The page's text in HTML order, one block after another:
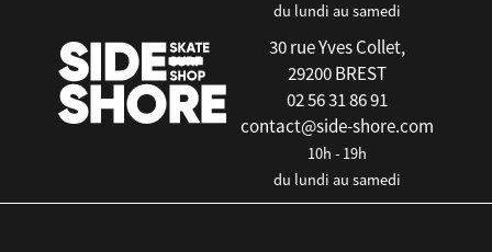
du lundi au samedi
30 rue Yves Collet,
29200 BREST
02 56 31 86 91
contact@side-shore.com
10h - 19h
du lundi au samedi